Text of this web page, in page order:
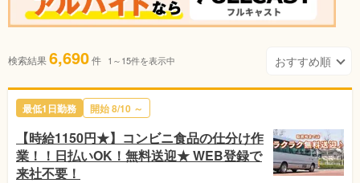
検索結果6,690件 1～15件を表示中
最低1日勤務 開始 8/10 ～
【時給1150円★】コンビニ食品の仕分け作
業！！日払いOK！無料送迎★ WEB登録で
来社不要！